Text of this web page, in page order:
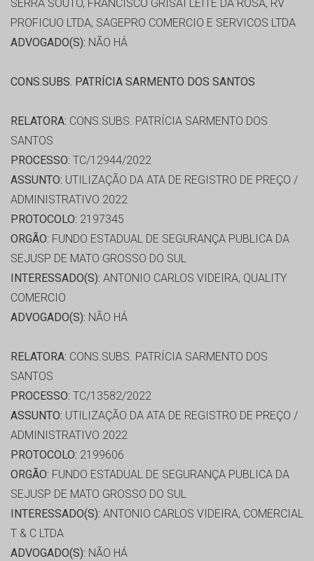
SERRA SOUTO, FRANCISCO GRISAI LEITE DA ROSA, RV
PROFICUO LTDA, SAGEPRO COMERCIO E SERVICOS LTDA
ADVOGADO(S): NÃO HÁ
CONS.SUBS. PATRÍCIA SARMENTO DOS SANTOS
RELATORA: CONS.SUBS. PATRÍCIA SARMENTO DOS
SANTOS
PROCESSO: TC/12944/2022
ASSUNTO: UTILIZAÇÃO DA ATA DE REGISTRO DE PREÇO /
ADMINISTRATIVO 2022
PROTOCOLO: 2197345
ORGÃO: FUNDO ESTADUAL DE SEGURANÇA PUBLICA DA
SEJUSP DE MATO GROSSO DO SUL
INTERESSADO(S): ANTONIO CARLOS VIDEIRA, QUALITY
COMERCIO
ADVOGADO(S): NÃO HÁ
RELATORA: CONS.SUBS. PATRÍCIA SARMENTO DOS
SANTOS
PROCESSO: TC/13582/2022
ASSUNTO: UTILIZAÇÃO DA ATA DE REGISTRO DE PREÇO /
ADMINISTRATIVO 2022
PROTOCOLO: 2199606
ORGÃO: FUNDO ESTADUAL DE SEGURANÇA PUBLICA DA
SEJUSP DE MATO GROSSO DO SUL
INTERESSADO(S): ANTONIO CARLOS VIDEIRA, COMERCIAL
T & C LTDA
ADVOGADO(S): NÃO HÁ